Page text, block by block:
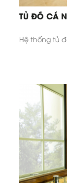
TỦ ĐỒ CÁ
Hệ thống tủ